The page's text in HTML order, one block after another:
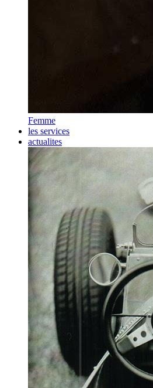
Femme
les services
actualites